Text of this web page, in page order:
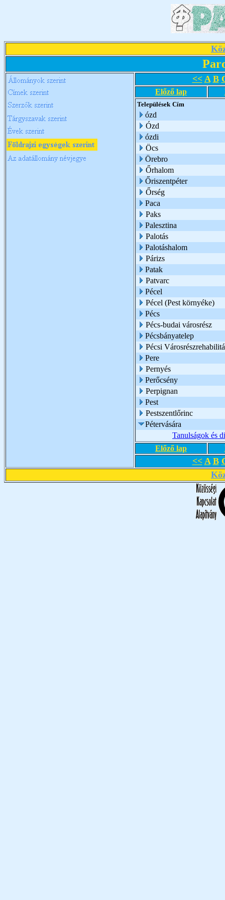
<< A B
Előző lap
Települések Cím
ózd
Ózd
ózdi
Öcs
Örebro
Őrhalom
Őriszentpéter
Őrség
Paca
Paks
Palesztina
Palotás
Palotáshalom
Párizs
Patak
Patvarc
Pécel
Pécel (Pest környéke)
Pécs
Pécs-budai városrész
Pécsbányatelep
Pécsi
Pere
Pernyés
Perőcsény
Perpignan
Pest
Pestszentlőrinc
Pétervására
Tanulságok és
Előző lap
<< A B